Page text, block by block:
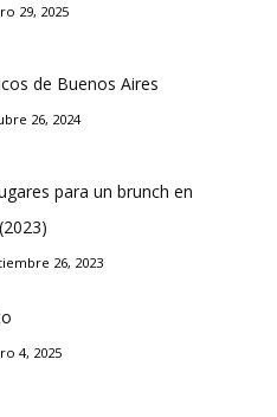
29, 2025
de Buenos Aires
26, 2024
para un brunch en
26, 2023
4, 2025